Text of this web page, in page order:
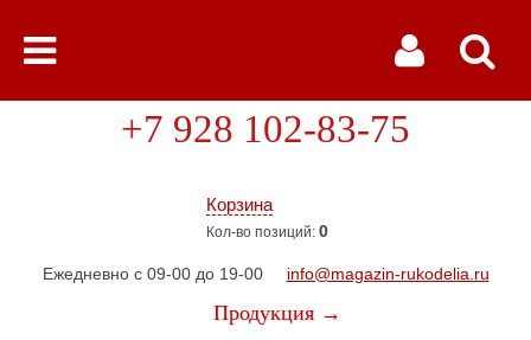
Корзина
Кол-во позиций: 0
+7 928 102-83-75
Ежедневно с 09-00 до 19-00 info@magazin-rukodelia.ru
Продукция →